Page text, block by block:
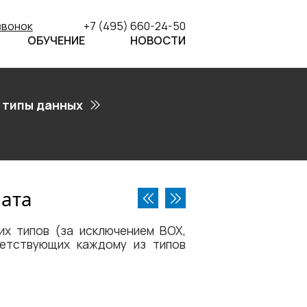
+7 (495) 660-24-50
ОБУЧЕНИЕ НОВОСТИ
данных
типов (за исключением BOX,
каждому из типов